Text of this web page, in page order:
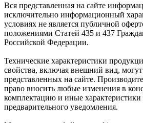
Вся представленная на сайте
исключительно информационный
условиях не является публичной
положениями Статей 435 и 437
Российской Федерации.
Технические характеристики
свойства, включая внешний вид, могут
представленных на сайте.
право вносить любые изменения в
комплектацию и иные характеристики
предварительного уведомления.